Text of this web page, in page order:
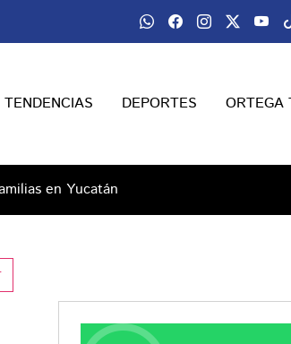
TENDENCIAS DEPORTES ORTEGA
en Yucatán